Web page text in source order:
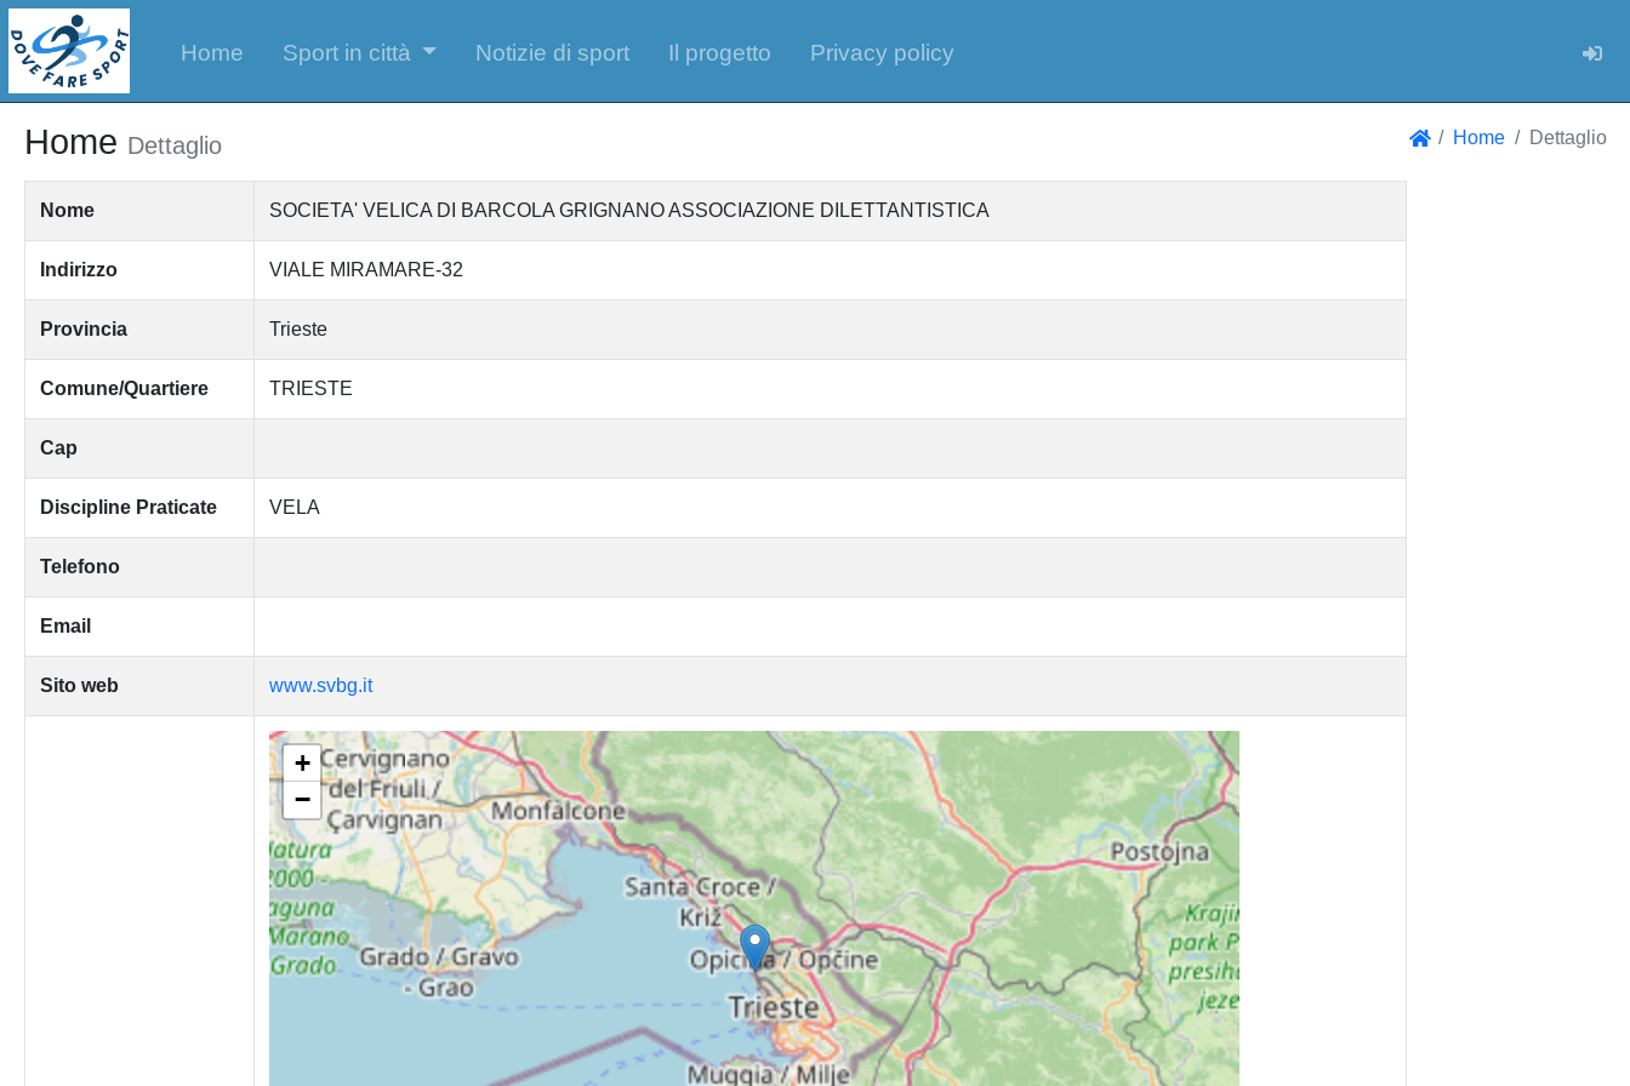
Home Sport in città Notizie di sport Il progetto Privacy policy
Home Dettaglio Home Dettaglio
Nome SOCIETA' VELICA DI BARCOLA GRIGNANO ASSOCIAZIONE DILETTANTISTICA
Indirizzo VIALE MIRAMARE-32
Provincia Trieste
Comune/Quartiere TRIESTE
Cap
Discipline Praticate VELA
Telefono
Email
Sito web www.svbg.it
+
−